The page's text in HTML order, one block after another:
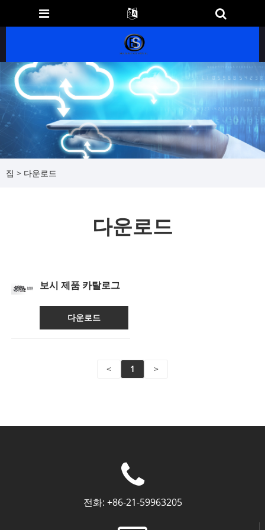
집 > 다운로드
다운로드
보시 제품 카탈로그
다운로드
< 1 >
전화: +86-21-59963205